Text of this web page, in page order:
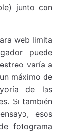
junto con
web limita
puede
varía a
máximo de
de las
Si también
esos
fotograma